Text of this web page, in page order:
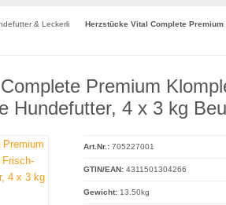
& Leckerli
Herzstücke Vital Complete
Premium
Hundefutter, 4 x 3 kg
Art.Nr.: 705227001
GTIN/EAN: 4311501304266
Gewicht:13.50kg